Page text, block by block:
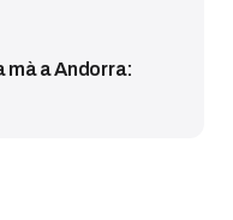
mà a Andorra: